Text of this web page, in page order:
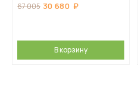
67 005 30 680
В корзину